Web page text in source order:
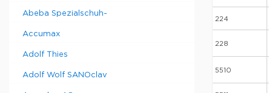
Abeba Spezialschuh-
Accumax
Adolf Thies
Adolf Wolf SANOclav
224
228
5510